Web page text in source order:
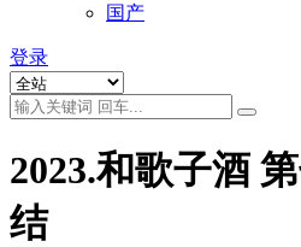
国产
登录
2023.和歌子酒
结